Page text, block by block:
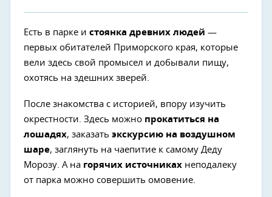
Есть в парке и стоянка древних людей —
первых обитателей Приморского края, которые
вели здесь свой промысел и добывали пищу,
охотясь на здешних зверей.
После знакомства с историей, впору изучить
окрестности. Здесь можно прокатиться на
лошадях, заказать экскурсию на воздушном
шаре, заглянуть на чаепитие к самому Деду
Морозу. А на горячих источниках неподалеку
от парка можно совершить омовение.